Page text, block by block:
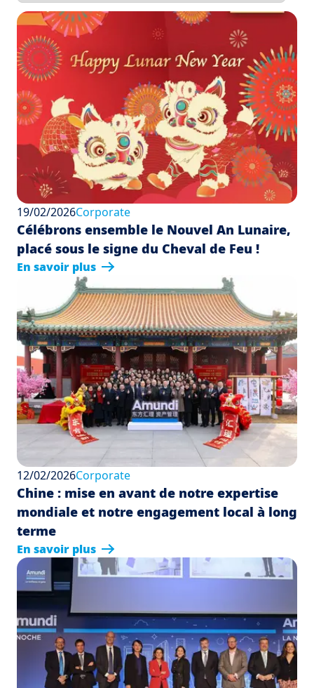
19/02/2026Corporate
Célébrons ensemble le Nouvel An Lunaire,
placé sous le signe du Cheval de Feu !
En savoir plus
12/02/2026Corporate
Chine : mise en avant de notre expertise
mondiale et notre engagement local à long
terme
En savoir plus